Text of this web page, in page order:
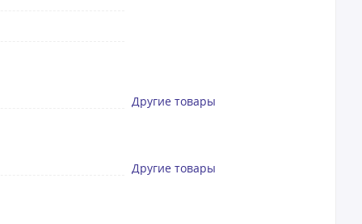
Другие товары
Другие товары